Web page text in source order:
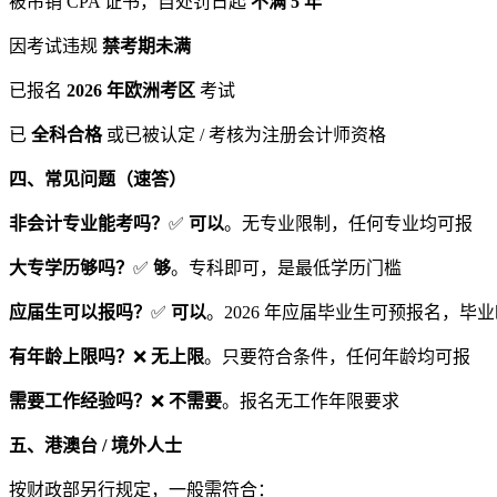
因考试违规 禁考期未满
已报名 2026 年欧洲考区 考试
已 全科合格或已被认定 / 考核为注册会计师资格
四、常见问题（速答）
非会计专业能考吗？ ✅ 可以。无专业限制，任何专业均可报
大专学历够吗？ ✅ 够。专科即可，是最低学历门槛
应届生可以报吗？ ✅ 可以。2026 年应届毕业生可预报名，毕
有年龄上限吗？ ❌ 无上限。只要符合条件，任何年龄均可报
需要工作经验吗？ ❌ 不需要。报名无工作年限要求
五、港澳台 / 境外人士
按财政部另行规定，一般需符合：